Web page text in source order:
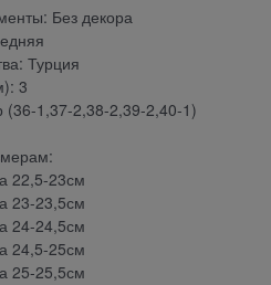
Без декора
Турция
3
(36-1,37-2,38-2,39-2,40-1)
22,5-23см
23-23,5см
24-24,5см
24,5-25см
25-25,5см